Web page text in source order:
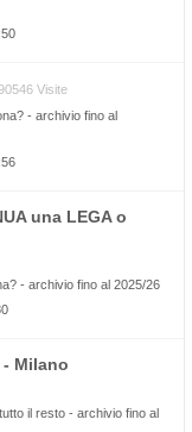
Visite
- archivio fino al
una LEGA o
- archivio fino al 2025/26
- Milano
il resto - archivio fino al